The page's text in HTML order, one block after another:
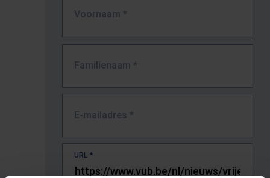
Voornaam *
Familienaam *
E-mailadres *
URL *